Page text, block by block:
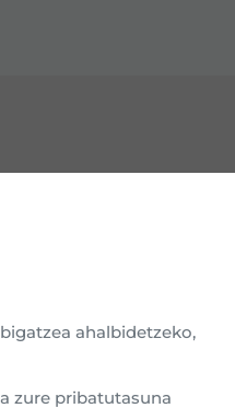
ahalbidetzeko,
zure pribatutasuna